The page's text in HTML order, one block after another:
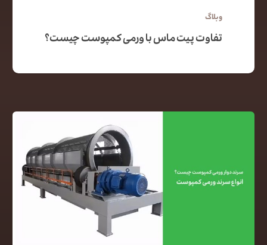
وبلاگ
تفاوت پیت ماس با ورمی کمپوست چیست؟